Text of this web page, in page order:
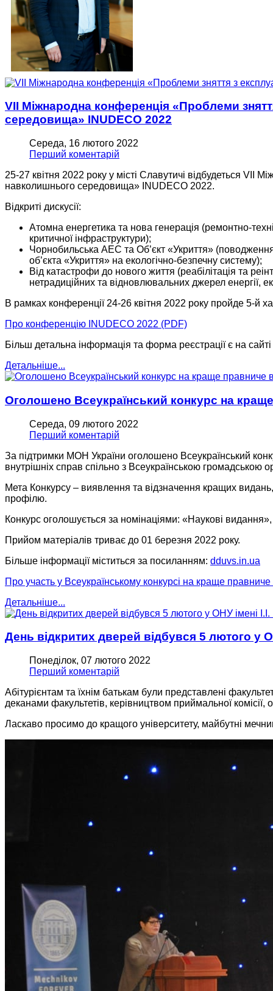
VІІ Міжнародна конференція «Проблеми
середовища» INUDECO 2022
Середа, 16 лютого 2022
Перший коментарій
25-27 квітня 2022 року у місті Славутичі відбудеться VІІ
навколишнього середовища» INUDECO 2022.
Відкриті дискусії:
Атомна енергетика та нова генерація (ремонтно-
критичної інфраструктури);
Чорнобильська АЕС та Об’єкт «Укриття»
об’єкта «Укриття» на екологічно-безпечну систему);
Від катастрофи до нового життя (реабілітація та
нетрадиційних та відновлювальних джерел енергії,
В рамках конференції 24-26 квітня 2022 року пройде 5-й
Про конференцію INUDECO 2022 (PDF)
Більш детальна інформація та форма реєстрації є на сайті
Детальніше...
Оголошено Всеукраїнський конкурс на
Середа, 09 лютого 2022
Перший коментарій
За підтримки МОН України оголошено Всеукраїнський
внутрішніх справ спільно з Всеукраїнською громадською
Мета Конкурсу – виявлення та відзначення кращих
профілю.
Конкурс оголошується за номінаціями: «Наукові
Прийом матеріалів триває до 01 березня 2022 року.
Більше інформації міститься за посиланням: dduvs.in.ua
Про участь у Всеукраїнському конкурсі на краще
Детальніше...
День відкритих дверей відбувся 5 лютого у
Понеділок, 07 лютого 2022
Перший коментарій
Абітурієнтам та їхнім батькам були представлені
деканами факультетів, керівництвом приймальної
Ласкаво просимо до кращого університету, майбутні